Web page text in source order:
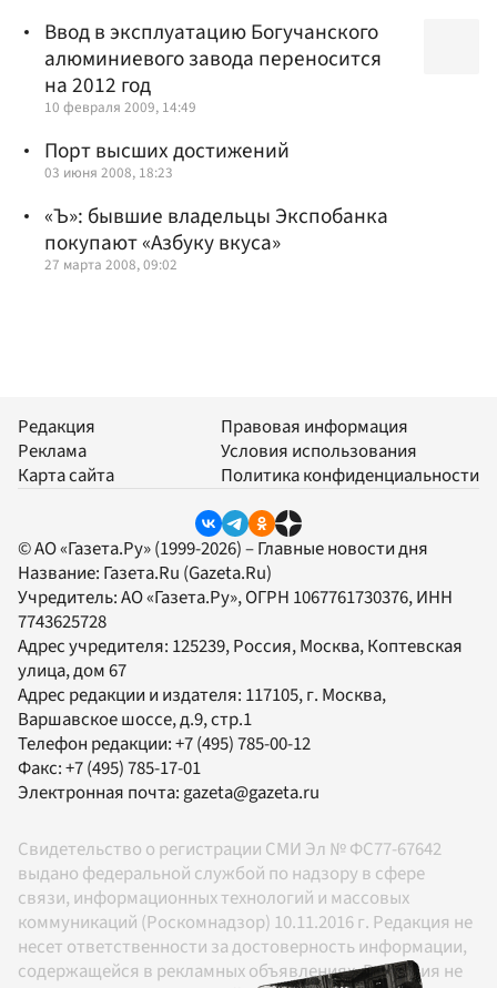
Ввод в эксплуатацию Богучанского
алюминиевого завода переносится
на 2012 год
10 февраля 2009, 14:49
Порт высших достижений
03 июня 2008, 18:23
«Ъ»: бывшие владельцы Экспобанка
покупают «Азбуку вкуса»
27 марта 2008, 09:02
Редакция
Реклама
Карта сайта
Правовая информация
Условия использования
Политика конфиденциальности
© АО «Газета.Ру» (1999-2026) – Главные новости дня
Название: Газета.Ru (Gazeta.Ru)
Учредитель:АО «Газета.Ру», ОГРН 1067761730376, ИНН
7743625728
Адрес учредителя: 125239, Россия, Москва, Коптевская
улица, дом 67
Адрес редакции и издателя: 117105, г. Москва,
Варшавское шоссе, д.9, стр.1
Телефон редакции:+7 (495) 785-00-12
Факс:+7 (495) 785-17-01
Электронная почта:gazeta@gazeta.ru
Свидетельство о регистрации СМИ Эл № ФС77-67642
выдано федеральной службой по надзору в сфере
связи, информационных технологий и массовых
коммуникаций (Роскомнадзор) 10.11.2016 г. Редакция не
несет ответственности за достоверность информации,
содержащейся в рекламных объявлениях. Редакция не